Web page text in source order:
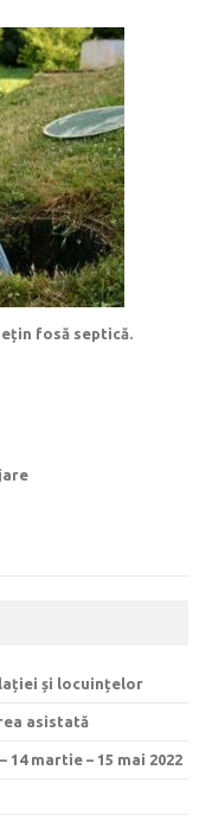
fosă septică.
și locuințelor
asistată
martie – 15 mai 2022